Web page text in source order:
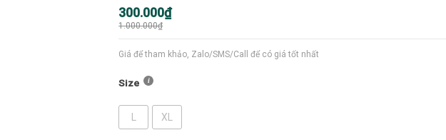
1.000.000₫
Giá
gốc
là:
300.000₫
Giá
hiện
tại
Giá để tham khảo, Zalo/SMS/Call để có giá tốt nhất
Size
XL